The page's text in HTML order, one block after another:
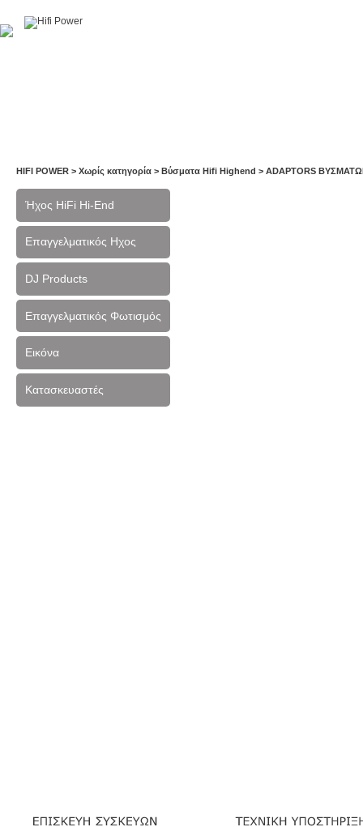
HIFI POWER > Χωρίς κατηγορία > Βύσματα Hifi Highend > ADAPTORS
Ήχος HiFi Hi-End
Επαγγελματικός Ηχος
DJ Products
Επαγγελματικός Φωτισμός
Εικόνα
Κατασκευαστές